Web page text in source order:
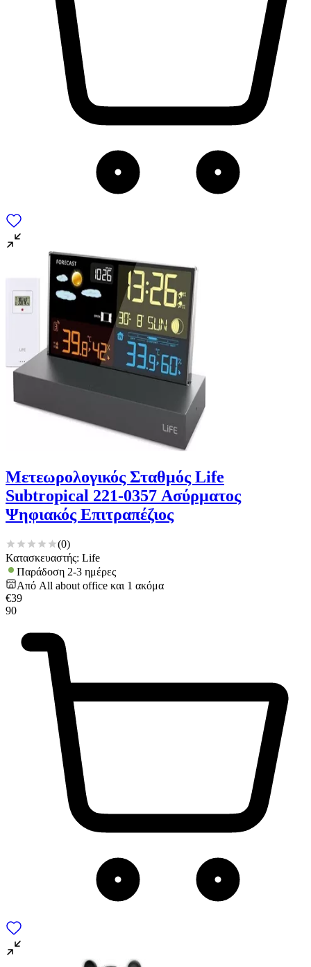
Μετεωρολογικός Σταθμός Life
Subtropical 221-0357 Ασύρματος
Ψηφιακός Επιτραπέζιος
(0)
Κατασκευαστής: Life
Παράδοση 2-3 ημέρες
Από All about office και 1 ακόμα
€39
90